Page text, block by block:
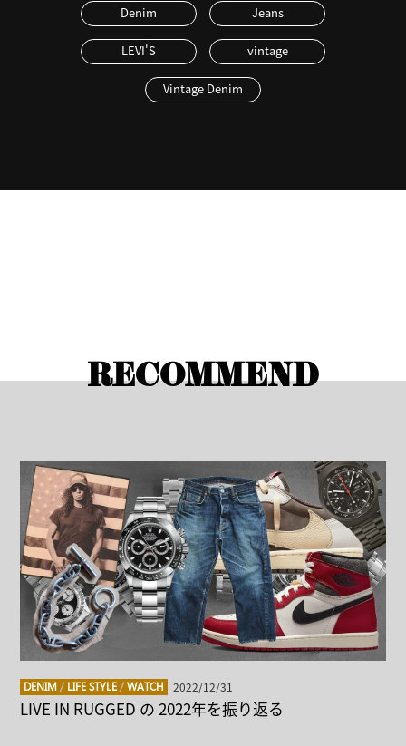
Denim Jeans
LEVI'S vintage
Vintage Denim
RECOMMEND
DENIM / LIFE STYLE /WATCH 2022/12/31
LIVE IN RUGGED の 2022年を振り返る